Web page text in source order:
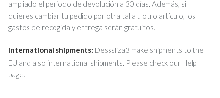
ampliado el periodo de devolución a 30 días. Además, si
quieres cambiar tu pedido por otra talla u otro artículo, los
gastos de recogida y entrega serán gratuitos.
International shipments: Desssliza3 make shipments to the
EU and also international shipments. Please check our Help
page.